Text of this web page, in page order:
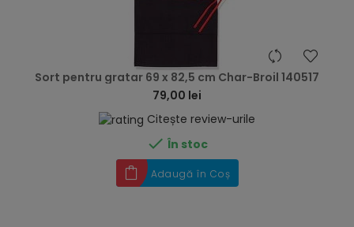
Sort pentru gratar 69 x 82,5 cm Char-Broil 140517
79,00 lei
Citește review-urile
 În stoc
Adaugă în Coș